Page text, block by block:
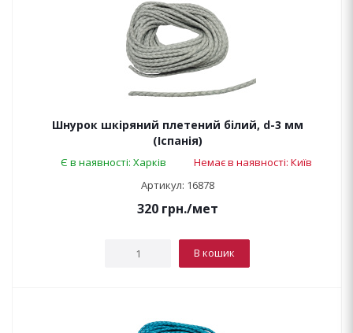
Шнурок шкіряний плетений білий, d-3 мм
(Іспанія)
Є в наявності: Харків
Немає в наявності: Київ
Артикул: 16878
320грн./мет
В кошик